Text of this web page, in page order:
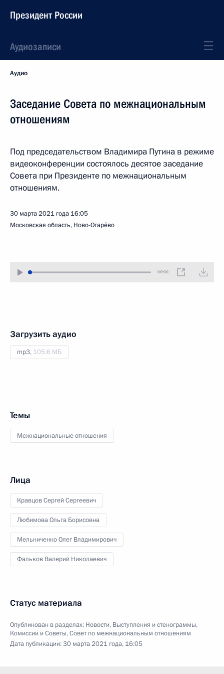
Президент России
Аудиозаписи
Аудио
Заседание Совета по межнациональным
отношениям
Под председательством Владимира Путина в режиме
видеоконференции состоялось десятое заседание
Совета при Президенте по межнациональным
отношениям.
30 марта 2021 года 16:05
Московская область, Ново-Огарёво
00:00
Загрузить аудио
mp3, 105.6 МБ
Темы
Межнациональные отношения
Лица
Кравцов Сергей Сергеевич
Любимова Ольга Борисовна
Мельниченко Олег Владимирович
Фальков Валерий Николаевич
Статус материала
Опубликован в разделах: Новости, Выступления и стенограммы,
Комиссии и Советы,Совет по межнациональным отношениям
Дата публикации:30 марта 2021 года, 16:05